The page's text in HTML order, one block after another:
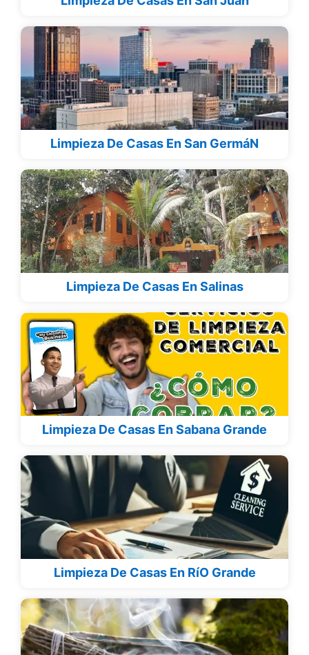
Limpieza De Casas En San GermáN
Limpieza De Casas En Salinas
Limpieza De Casas En Sabana Grande
Limpieza De Casas En RíO Grande